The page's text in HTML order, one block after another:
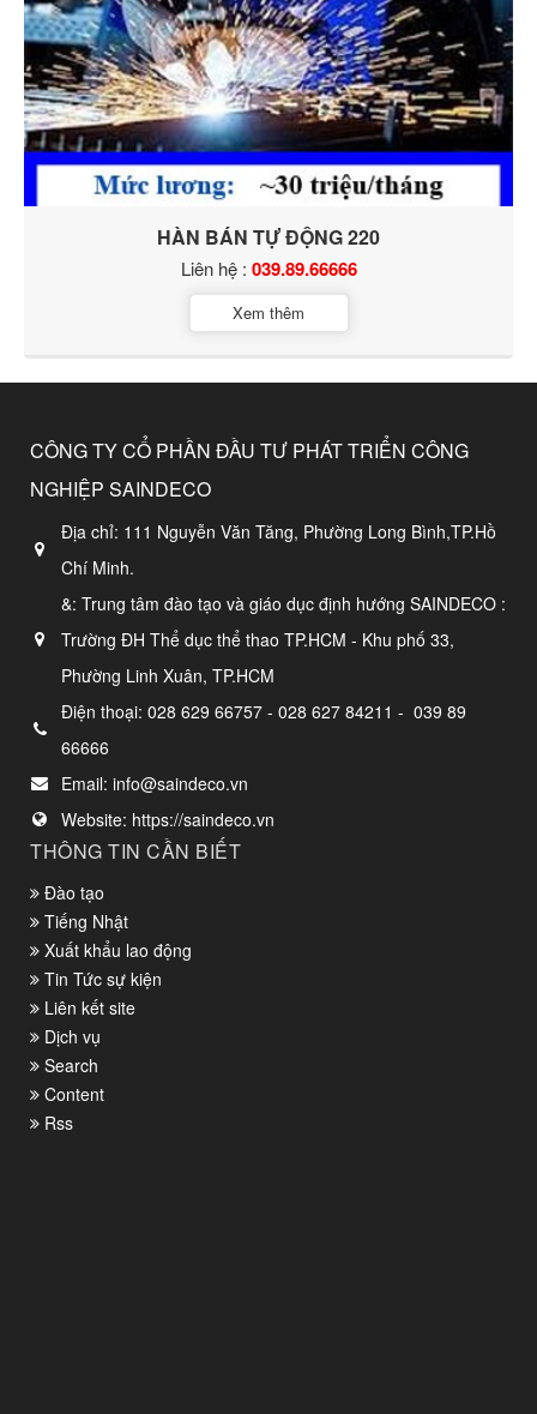
HÀN BÁN TỰ ĐỘNG 220
Liên hệ : 039.89.66666
Xem thêm
CÔNG TY CỔ PHẦN ĐẦU TƯ PHÁT TRIỂN CÔNG
NGHIỆP SAINDECO
Địa chỉ: 111 Nguyễn Văn Tăng, Phường Long Bình,TP.Hồ
Chí Minh.
&: Trung tâm đào tạo và giáo dục định hướng SAINDECO :
Trường ĐH Thể dục thể thao TP.HCM - Khu phố 33,
Phường Linh Xuân, TP.HCM
Điện thoại: 028 629 66757 - 028 627 84211 - 039 89
66666
Email: info@saindeco.vn
Website: https://saindeco.vn
THÔNG TIN CẦN BIẾT
Đào tạo
Tiếng Nhật
Xuất khẩu lao động
Tin Tức sự kiện
Liên kết site
Dịch vụ
Search
Content
Rss